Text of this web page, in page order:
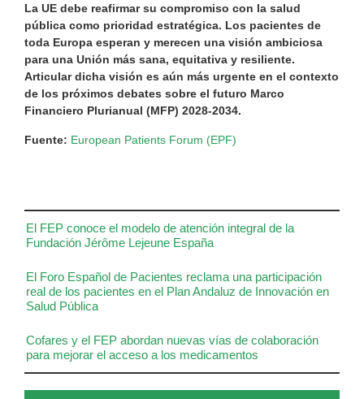
El FEP conoce el modelo de atención integral de la
Fundación Jérôme Lejeune España
El Foro Español de Pacientes reclama una participación
real de los pacientes en el Plan Andaluz de Innovación en
Salud Pública
Cofares y el FEP abordan nuevas vías de colaboración
para mejorar el acceso a los medicamentos
La UE debe reafirmar su compromiso con la salud
pública como prioridad estratégica. Los pacientes de
toda Europa esperan y merecen una visión ambiciosa
para una Unión más sana, equitativa y resiliente.
Articular dicha visión es aún más urgente en el contexto
de los próximos debates sobre el futuro Marco
Financiero Plurianual (MFP) 2028-2034.
Fuente: European Patients Forum (EPF)